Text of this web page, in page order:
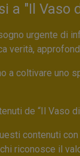
a "Il Vaso
urgente di
verità,
a coltivare uno
de “Il Vaso
contenuti
riconosce il